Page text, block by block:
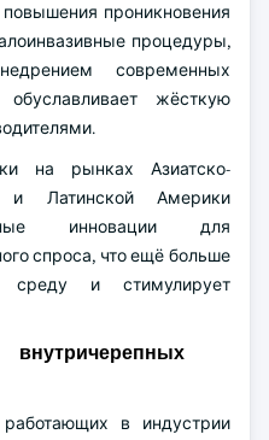
проникновения
процедуры,
современных
обуславливает жёсткую
на рынках Азиатско-
и Латинской Америки
инновации для
спроса, что ещё больше
среду и стимулирует
в индустрии